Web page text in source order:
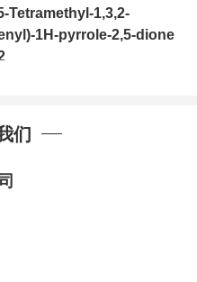
Tetramethyl-1,3,2-
1H-pyrrole-2,5-dione
;100Mg;250Mg ;500Mg
客户需求进行分装
来询购
。
们